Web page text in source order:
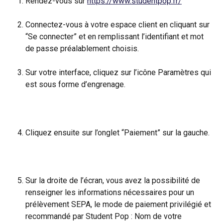
Connectez-vous à votre espace client en cliquant sur
“Se connecter” et en remplissant l’identifiant et mot
de passe préalablement choisis.
Sur votre interface, cliquez sur l’icône Paramètres qui
est sous forme d’engrenage.
Cliquez ensuite sur l’onglet “Paiement” sur la gauche.
Sur la droite de l’écran, vous avez la possibilité de
renseigner les informations nécessaires pour un
prélèvement SEPA, le mode de paiement privilégié et
recommandé par Student Pop : Nom de votre